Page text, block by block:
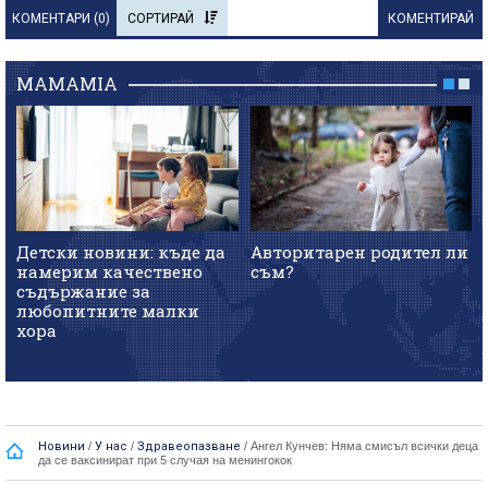
КОМЕНТАРИ (0) СОРТИРАЙ КОМЕНТИРАЙ
MAMAMIA
Детски новини: къде да
намерим качествено
съдържание за
любопитните малки
хора
Авторитарен родител ли
съм?
Новини / У нас / Здравеопазване / Ангел Кунчев: Няма смисъл всички деца
да се ваксинират при 5 случая на менингокок